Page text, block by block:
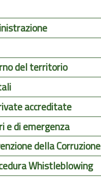
del territorio
accreditate
e di emergenza
della Corruzione
Whistleblowing